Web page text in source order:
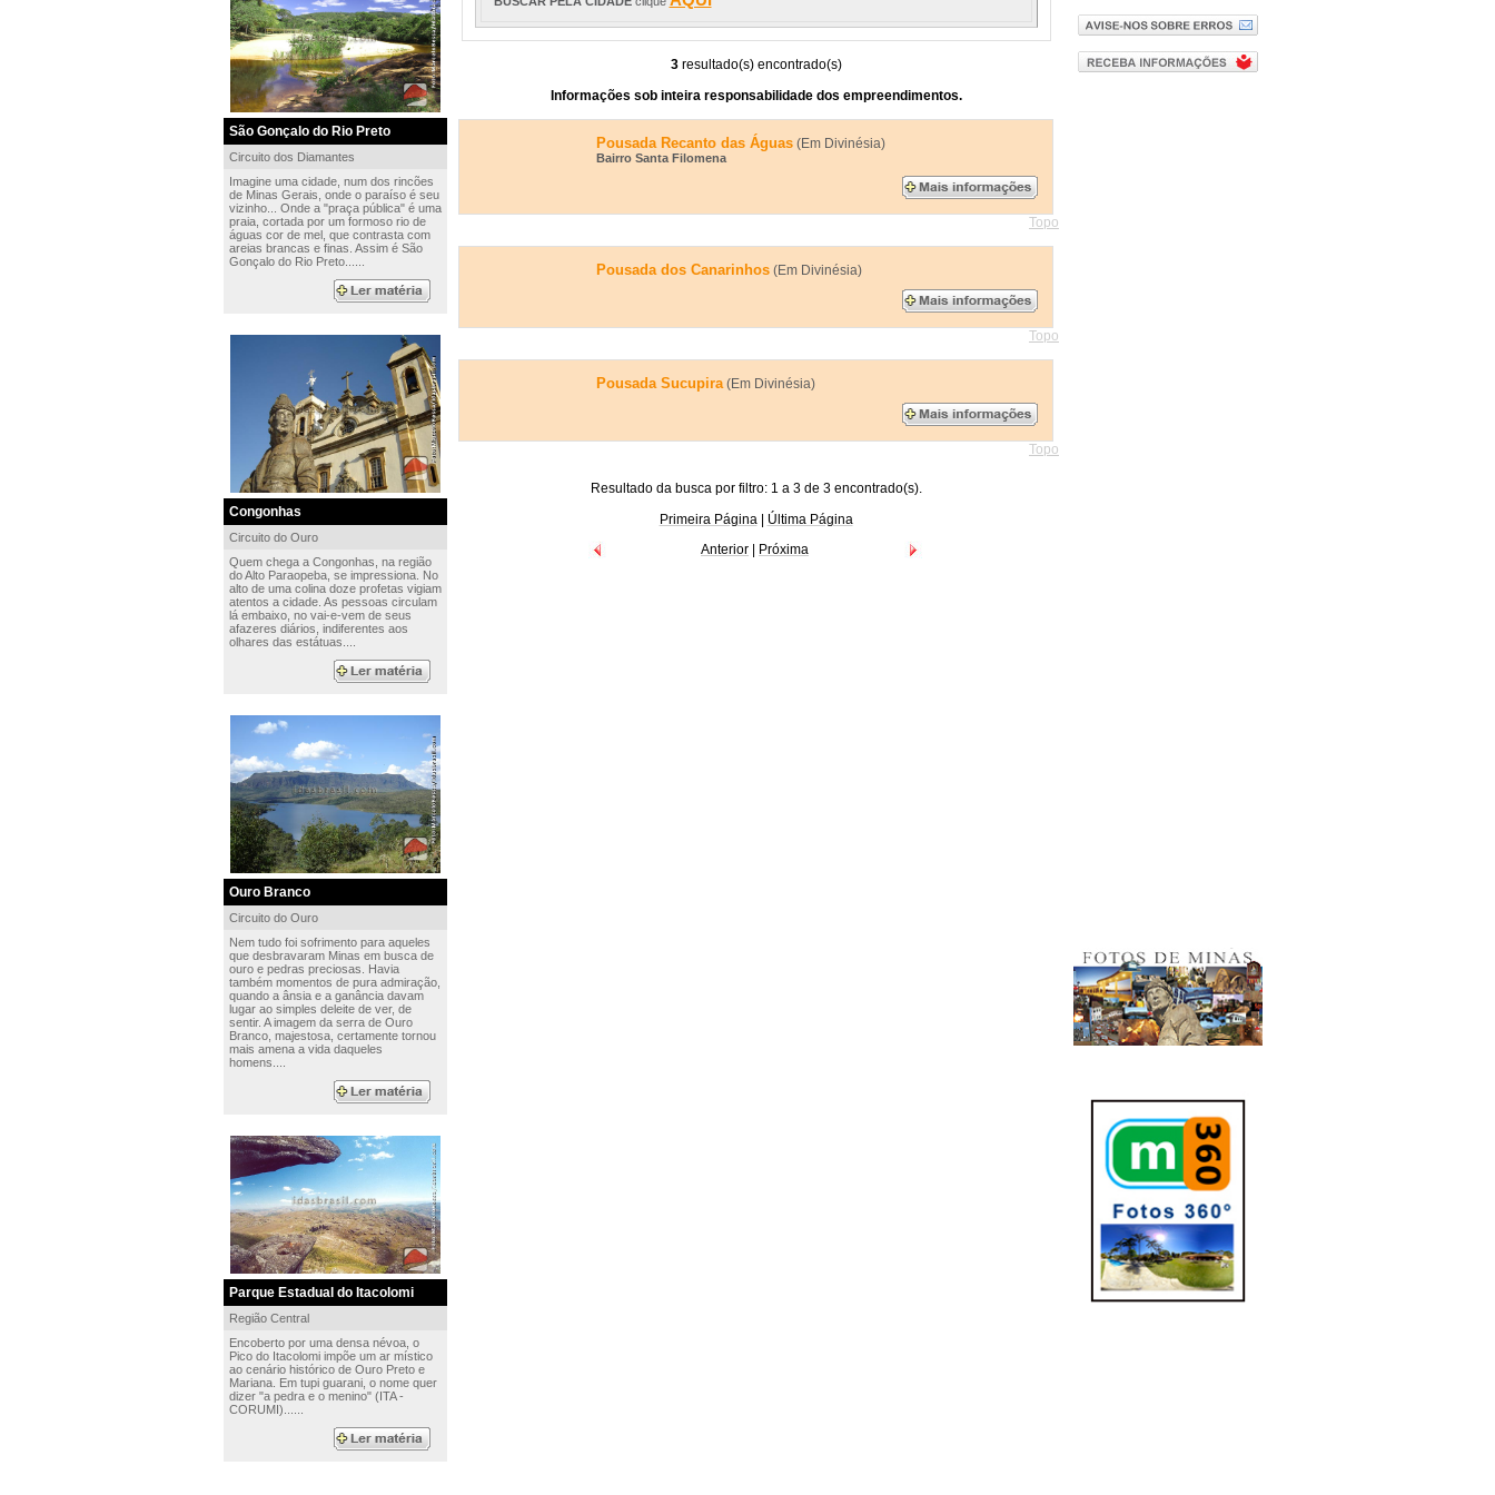
São Gonçalo do Rio Preto
Circuito dos Diamantes
Imagine uma cidade, num dos rincões
de Minas Gerais, onde o paraíso é seu
vizinho... Onde a "praça pública" é uma
praia, cortada por um formoso rio de
águas cor de mel, que contrasta com
areias brancas e finas. Assim é São
Gonçalo do Rio Preto......
Congonhas
Circuito do Ouro
Quem chega a Congonhas, na região
do Alto Paraopeba, se impressiona. No
alto de uma colina doze profetas vigiam
atentos a cidade. As pessoas circulam
lá embaixo, no vai-e-vem de seus
afazeres diários, indiferentes aos
olhares das estátuas....
Ouro Branco
Circuito do Ouro
Nem tudo foi sofrimento para aqueles
que desbravaram Minas em busca de
ouro e pedras preciosas. Havia
também momentos de pura admiração,
quando a ânsia e a ganância davam
lugar ao simples deleite de ver, de
sentir. A imagem da serra de Ouro
Branco, majestosa, certamente tornou
mais amena a vida daqueles
homens....
Parque Estadual do Itacolomi
Região Central
Encoberto por uma densa névoa, o
Pico do Itacolomi impõe um ar místico
ao cenário histórico de Ouro Preto e
Mariana. Em tupi guarani, o nome quer
dizer "a pedra e o menino" (ITA -
CORUMI)......
3resultado(s) encontrado(s)
Informações sob inteira responsabilidade dos empreendimentos.
Pousada Recanto das Águas (Em Divinésia)
Bairro Santa Filomena
Topo
Pousada dos Canarinhos (Em Divinésia)
Topo
Pousada Sucupira(Em Divinésia)
Topo
Resultado da busca por filtro: 1 a 3 de 3 encontrado(s).
Primeira Página|
Última Página
Anterior
Próxima